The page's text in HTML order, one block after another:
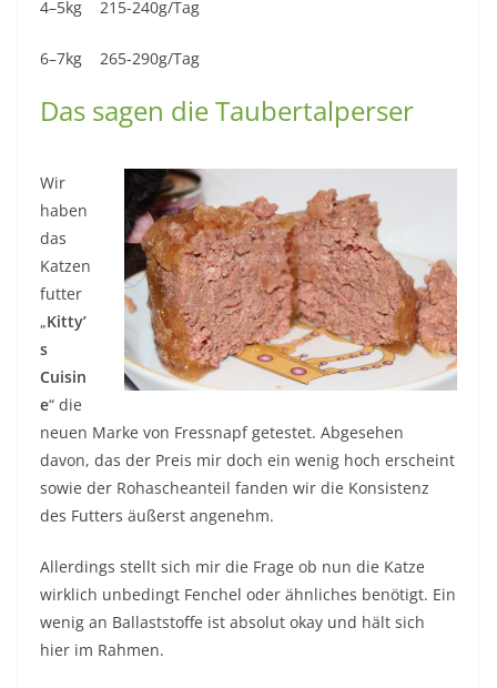
4–5kg 215-240g/Tag
6–7kg 265-290g/Tag
Das sagen die Taubertalperser
Wir
haben
das
Katzen
futter
„Kitty’
s
Cuisin
e“ die
neuen Marke von Fressnapf getestet. Abgesehen
davon, das der Preis mir doch ein wenig hoch erscheint
sowie der Rohascheanteil fanden wir die Konsistenz
des Futters äußerst angenehm.
Allerdings stellt sich mir die Frage ob nun die Katze
wirklich unbedingt Fenchel oder ähnliches benötigt. Ein
wenig an Ballaststoffe ist absolut okay und hält sich
hier im Rahmen.